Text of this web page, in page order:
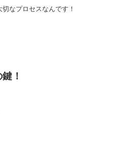
なプロセスなんです！
！